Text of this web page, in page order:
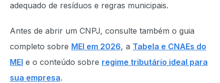
adequado de resíduos e regras municipais.
Antes de abrir um CNPJ, consulte também o guia
completo sobre MEI em 2026, a Tabela e CNAEs do
MEI e o conteúdo sobre regime tributário ideal para
sua empresa.